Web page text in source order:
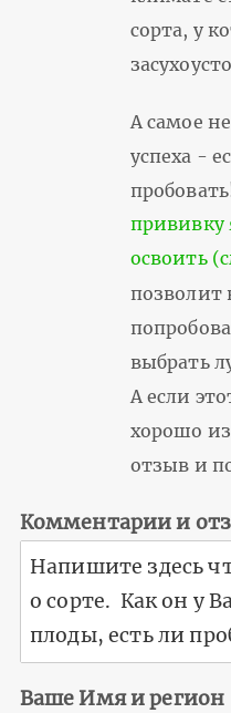
сорта, у
А самое
успеха -
прививку
освоить
позволит
выбрать
А если
хорошо
отзыв и
Комментарии и
Ваше Имя и регион